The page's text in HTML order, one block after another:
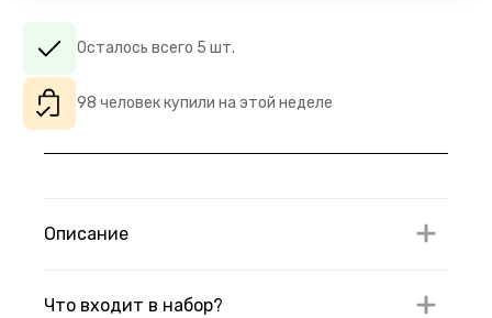
Осталось всего 5 шт.
98 человек купили на этой неделе
Описание
Что входит в набор?